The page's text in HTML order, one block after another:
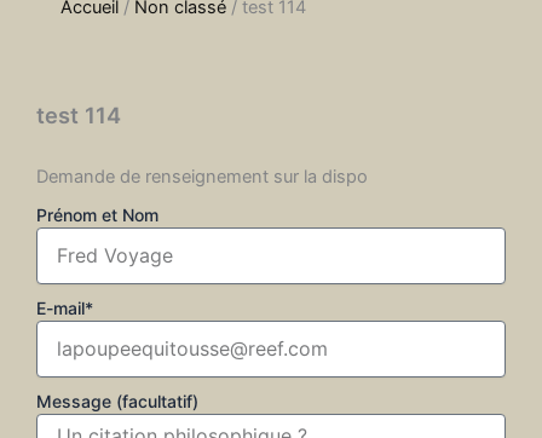
Accueil / Non classé / test 114
test 114
Demande de renseignement sur la dispo
Prénom et Nom
E-mail*
Message (facultatif)